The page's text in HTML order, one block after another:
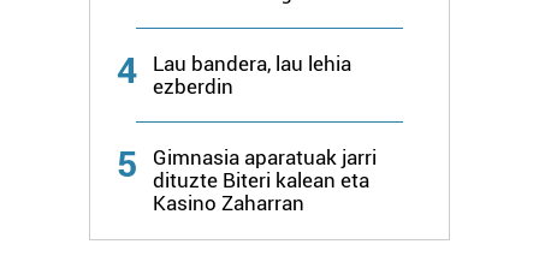
4
Lau bandera, lau lehia
ezberdin
5
Gimnasia aparatuak jarri
dituzte Biteri kalean eta
Kasino Zaharran